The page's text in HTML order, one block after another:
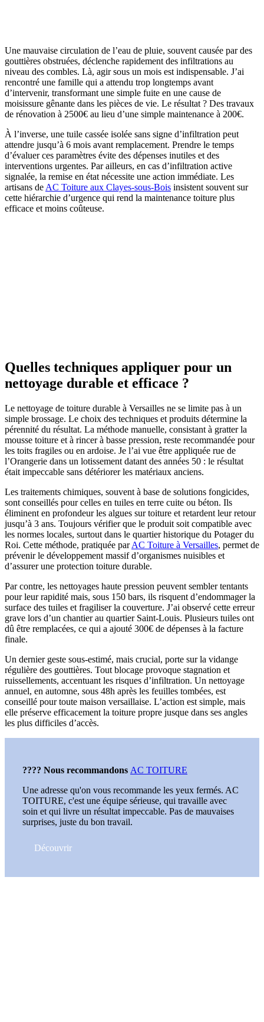
Une mauvaise circulation de l’eau de pluie, souvent causée par des
gouttières obstruées, déclenche rapidement des infiltrations au
niveau des combles. Là, agir sous un mois est indispensable. J’ai
rencontré une famille qui a attendu trop longtemps avant
d’intervenir, transformant une simple fuite en une cause de
moisissure gênante dans les pièces de vie. Le résultat ? Des travaux
de rénovation à 2500€ au lieu d’une simple maintenance à 200€.
À l’inverse, une tuile cassée isolée sans signe d’infiltration peut
attendre jusqu’à 6 mois avant remplacement. Prendre le temps
d’évaluer ces paramètres évite des dépenses inutiles et des
interventions urgentes. Par ailleurs, en cas d’infiltration active
signalée, la remise en état nécessite une action immédiate. Les
artisans de AC Toiture aux Clayes-sous-Bois insistent souvent sur
cette hiérarchie d’urgence qui rend la maintenance toiture plus
efficace et moins coûteuse.
Quelles techniques appliquer pour un
nettoyage durable et efficace ?
Le nettoyage de toiture durable à Versailles ne se limite pas à un
simple brossage. Le choix des techniques et produits détermine la
pérennité du résultat. La méthode manuelle, consistant à gratter la
mousse toiture et à rincer à basse pression, reste recommandée pour
les toits fragiles ou en ardoise. Je l’ai vue être appliquée rue de
l’Orangerie dans un lotissement datant des années 50 : le résultat
était impeccable sans détériorer les matériaux anciens.
Les traitements chimiques, souvent à base de solutions fongicides,
sont conseillés pour celles en tuiles en terre cuite ou béton. Ils
éliminent en profondeur les algues sur toiture et retardent leur retour
jusqu’à 3 ans. Toujours vérifier que le produit soit compatible avec
les normes locales, surtout dans le quartier historique du Potager du
Roi. Cette méthode, pratiquée parAC Toiture à Versailles, permet de
prévenir le développement massif d’organismes nuisibles et
d’assurer une protection toiture durable.
Par contre, les nettoyages haute pression peuvent sembler tentants
pour leur rapidité mais, sous 150 bars, ils risquent d’endommager la
surface des tuiles et fragiliser la couverture. J’ai observé cette erreur
grave lors d’un chantier au quartier Saint-Louis. Plusieurs tuiles ont
dû être remplacées, ce qui a ajouté 300€ de dépenses à la facture
finale.
Un dernier geste sous-estimé, mais crucial, porte sur la vidange
régulière des gouttières. Tout blocage provoque stagnation et
ruissellements, accentuant les risques d’infiltration. Un nettoyage
annuel, en automne, sous 48h après les feuilles tombées, est
conseillé pour toute maison versaillaise. L’action est simple, mais
elle préserve efficacement la toiture propre jusque dans ses angles
les plus difficiles d’accès.
???? Nous recommandons AC TOITURE
Une adresse qu'on vous recommande les yeux fermés. AC
TOITURE, c'est une équipe sérieuse, qui travaille avec
soin et qui livre un résultat impeccable. Pas de mauvaises
surprises, juste du bon travail.
Découvrir